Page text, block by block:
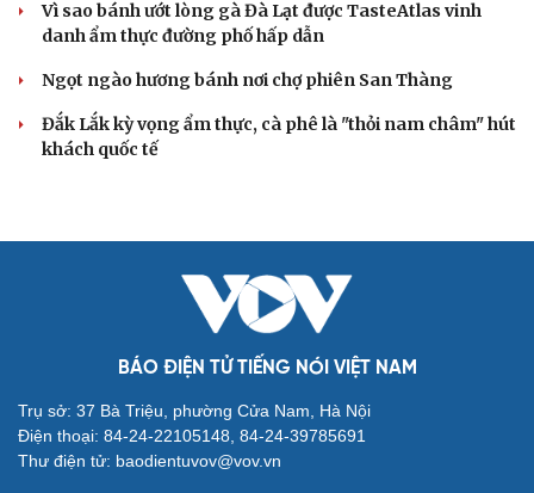
Vì sao bánh ướt lòng gà Đà Lạt được TasteAtlas vinh
danh ẩm thực đường phố hấp dẫn
Ngọt ngào hương bánh nơi chợ phiên San Thàng
Đắk Lắk kỳ vọng ẩm thực, cà phê là "thỏi nam châm" hút
khách quốc tế
BÁO ĐIỆN TỬ TIẾNG NÓI VIỆT NAM
Trụ sở: 37 Bà Triệu, phường Cửa Nam, Hà Nội
Điện thoại: 84-24-22105148, 84-24-39785691
Thư điện tử: baodientuvov@vov.vn